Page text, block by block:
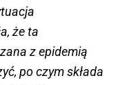
że ta
z epidemią
po czym składa